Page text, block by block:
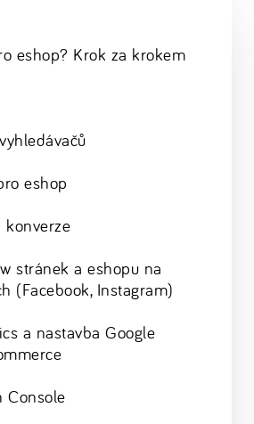
eshop? Krok za krokem
eshop
konverze
stránek a eshopu na
(Facebook, Instagram)
a nastavba Google
Console